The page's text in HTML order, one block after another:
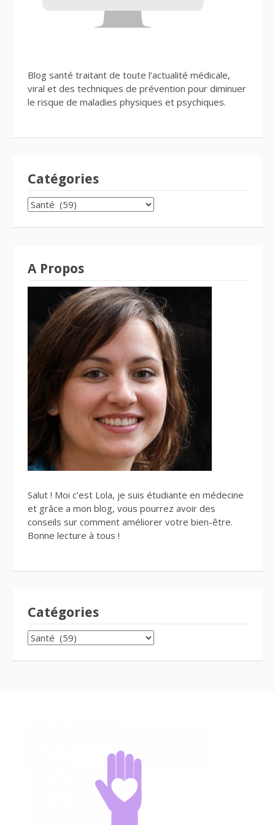
Blog santé traitant de toute l’actualité médicale,
viral et des techniques de prévention pour diminuer
le risque de maladies physiques et psychiques.
Catégories
CATÉGORIES
A Propos
Salut ! Moi c’est Lola, je suis étudiante en médecine
et grâce a mon blog, vous pourrez avoir des
conseils sur comment améliorer votre bien-être.
Bonne lecture à tous !
Catégories
CATÉGORIES